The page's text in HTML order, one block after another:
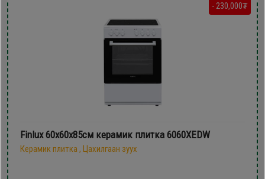
- 230,000₮
Finlux 60х60х85см керамик плитка 6060XEDW
Керамик плитка , Цахилгаан зуух